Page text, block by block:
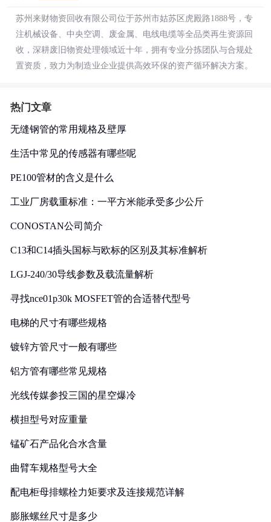
苏州来财物资回收有限公司位于苏州市姑苏区虎殿路1888号，专
注机械设备、中央空调、废金属、电线电缆等全品类再生资源回
收，深耕废旧物资处理领域近十年，拥有专业分拣团队与合规处
置资质，致力为制造业企业提供高效环保的资产循环解决方案。
热门文章
无缝钢管的常用规格及壁厚
生活中常见的传感器有哪些呢
PE100管材的含义是什么
工业厂房载重标准：一平方米能承受多少公斤
CONOSTAN公司简介
C13和C14插头国标与欧标的区别及其标准解析
LGJ-240/30导线参数及载流量解析
寻找nce01p30k MOSFET管的合适替代型号
电梯的尺寸有哪些规格
镀锌方管尺寸一般有哪些
铝方管有哪些常见规格
光线传媒参投三国的星空爆冷
横担型号对应重量
锰矿石产品化合水含量
曲臂车规格型号大全
配电柜母排螺栓力矩要求及连接规范详解
膨胀螺丝尺寸是多少